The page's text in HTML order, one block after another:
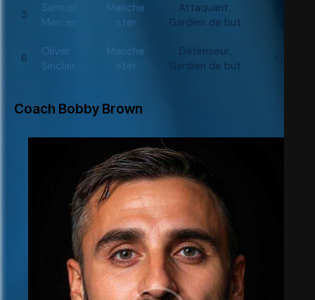
3
Samuel
Mercer
Manche
ster
Attaquant,
Gardien de but
6
Oliver
Sinclair
Manche
ster
Défenseur,
Gardien de but
Coach Bobby Brown